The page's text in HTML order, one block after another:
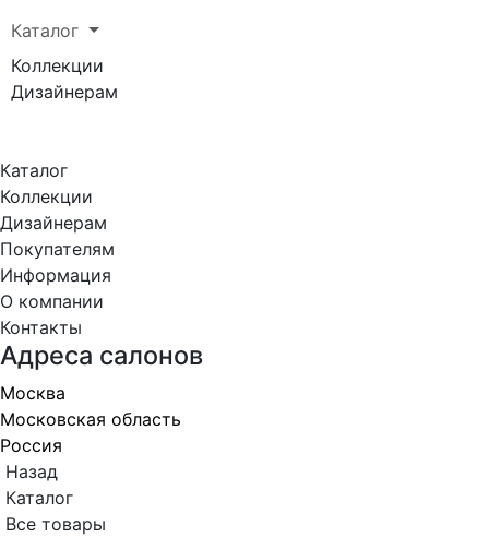
Каталог
Коллекции
Дизайнерам
Каталог
Коллекции
Дизайнерам
Покупателям
Информация
О компании
Контакты
Адреса салонов
Москва
Московская область
Россия
Назад
Каталог
Все товары